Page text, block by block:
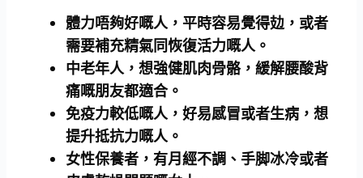
體力唔夠好嘅人 ，平時容易覺得攰，或者
需要補充精氣同恢復活力嘅人。
中老年人 ，想強健肌肉骨骼，緩解腰酸背
痛嘅朋友都適合。
免疫力較低嘅人 ，好易感冒或者生病，想
提升抵抗力嘅人。
女性保養者 ，有月經不調、手脚冰冷或者